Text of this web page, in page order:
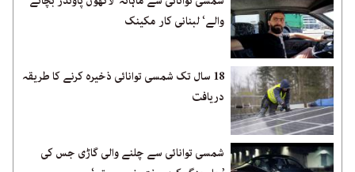
والے‘ لبنانی کار مکینک
18 سال تک شمسی توانائی ذخیرہ کرنے کا طریقہ
دریافت
شمسی توانائی سے چلنے والی گاڑی جس کی